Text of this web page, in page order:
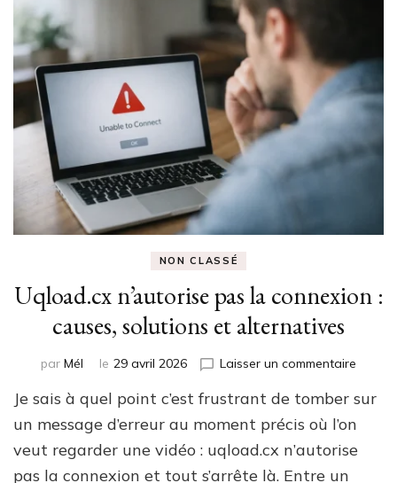
NON CLASSÉ
Uqload.cx n’autorise pas la connexion :
causes, solutions et alternatives
par Mél le 29 avril 2026 Laisser un commentaire
Je sais à quel point c’est frustrant de tomber sur
un message d’erreur au moment précis où l’on
veut regarder une vidéo : uqload.cx n’autorise
pas la connexion et tout s’arrête là. Entre un